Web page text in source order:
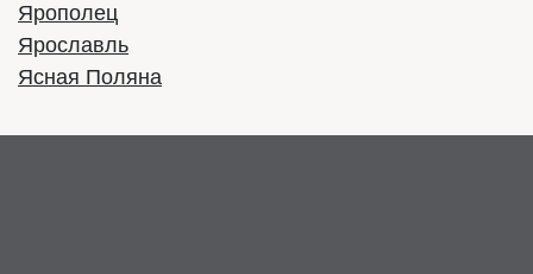
Ярополец
Ярославль
Ясная Поляна